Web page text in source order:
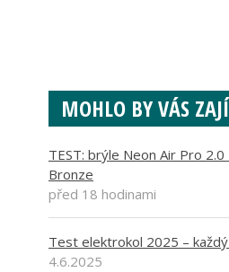
MOHLO BY VÁS
TEST: brýle Neon Air Pro
Bronze
před 18 hodinami
Test elektrokol 2025 –
4.6.2025